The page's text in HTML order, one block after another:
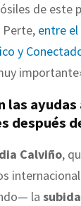
de este
Perte, entre
y
las ayudas
después
Calviño,
la